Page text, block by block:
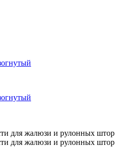
для жалюзи и рулонных штор
для жалюзи и рулонных штор